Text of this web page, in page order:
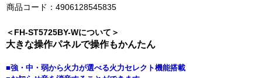
商品コード：4906128545835
＜FH-ST5725BY-Wについて＞
大きな操作パネルで操作もかんたん
■強・中・弱から火力が選べる火力セレクト機能搭載